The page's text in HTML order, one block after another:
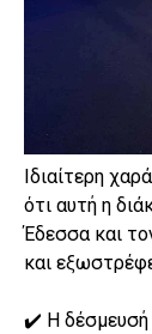
Ιδιαίτερη
ότι αυτή η
Έδεσσα και
και
✔️ Η δέσμευσή